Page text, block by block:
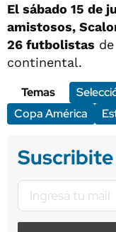
El sábado 15 de
amistosos,
26 futbolistas
continental.
Temas
Copa América